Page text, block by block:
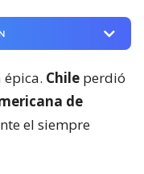
épica. Chile perdió
de
el siempre